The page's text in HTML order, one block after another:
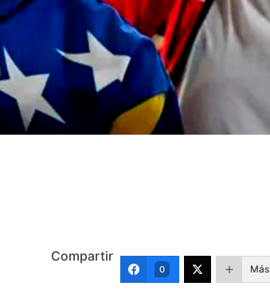
Compartir
0 Más